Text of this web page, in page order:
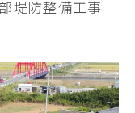
堤防整備工事